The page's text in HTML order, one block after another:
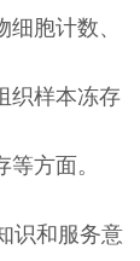
胞计数、
织样本冻存
方面。
识和服务意